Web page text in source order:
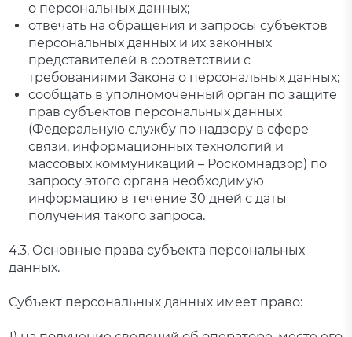
о персональных данных;
отвечать на обращения и запросы субъектов
персональных данных и их законных
представителей в соответствии с
требованиями Закона о персональных данных;
сообщать в уполномоченный орган по защите
прав субъектов персональных данных
(Федеральную службу по надзору в сфере
связи, информационных технологий и
массовых коммуникаций – Роскомнадзор) по
запросу этого органа необходимую
информацию в течение 30 дней с даты
получения такого запроса.
4.3. Основные права субъекта персональных
данных.
Субъект персональных данных имеет право: